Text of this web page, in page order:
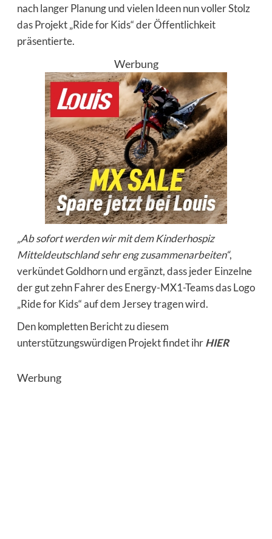
nach langer Planung und vielen Ideen nun voller Stolz
das Projekt „Ride for Kids“ der Öffentlichkeit
präsentierte.
Werbung
„Ab sofort werden wir mit dem Kinderhospiz
Mitteldeutschland sehr eng zusammenarbeiten“,
verkündet Goldhorn und ergänzt, dass jeder Einzelne
der gut zehn Fahrer des Energy-MX1-Teams das Logo
„Ride for Kids“ auf dem Jersey tragen wird.
Den kompletten Bericht zu diesem
unterstützungswürdigen Projekt findet ihrHIER
Werbung